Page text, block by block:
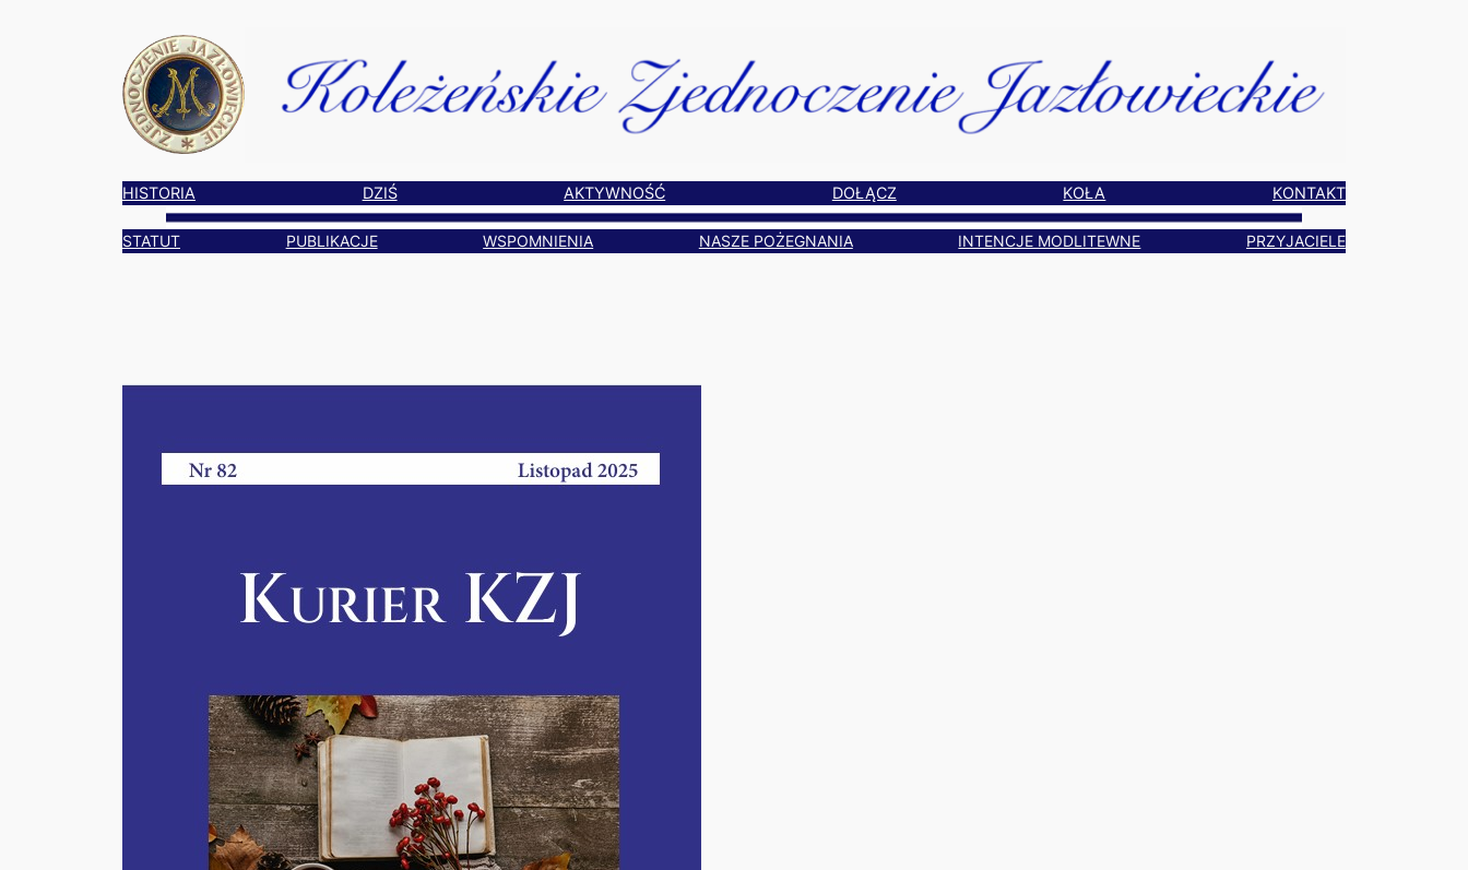
HISTORIA DZIŚ AKTYWNOŚĆ DOŁĄCZ KOŁA KONTAKT
STATUT PUBLIKACJE WSPOMNIENIA NASZE POŻEGNANIA INTENCJE MODLITEWNE PRZYJACIELE